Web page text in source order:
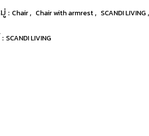
: Chair, Chair with armrest, SCANDI LIVING ,
SCANDI LIVING